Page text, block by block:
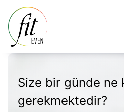
Size bir günde ne
gerekmektedir?